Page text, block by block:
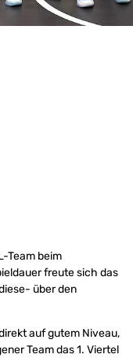
Team beim
freute sich das
über den
auf gutem Niveau,
Team das 1. Viertel